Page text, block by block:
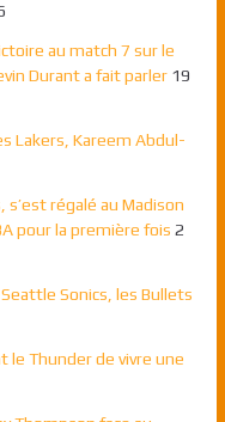
au match 7 sur le
Durant a fait parler 19
Lakers, Kareem Abdul-
régalé au Madison
pour la première fois 2
Sonics, les Bullets
le Thunder de vivre une